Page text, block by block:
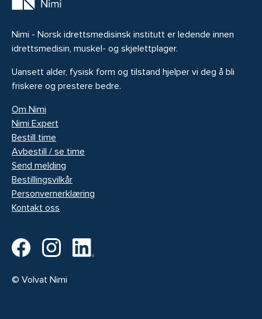
Nimi - Norsk idrettsmedisinsk institutt er ledende innen
idrettsmedisin, muskel- og skjelettplager.
Uansett alder, fysisk form og tilstand hjelper vi deg å bli
friskere og prestere bedre.
Om Nimi
Nimi Expert
Bestill time
Avbestill / se time
Send melding
Bestillingsvilkår
Personvernerklæring
Kontakt oss
© Volvat Nimi